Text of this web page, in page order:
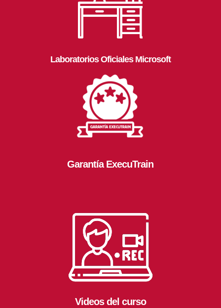
Laboratorios Oficiales Microsoft
Garantía ExecuTrain
Videos del curso